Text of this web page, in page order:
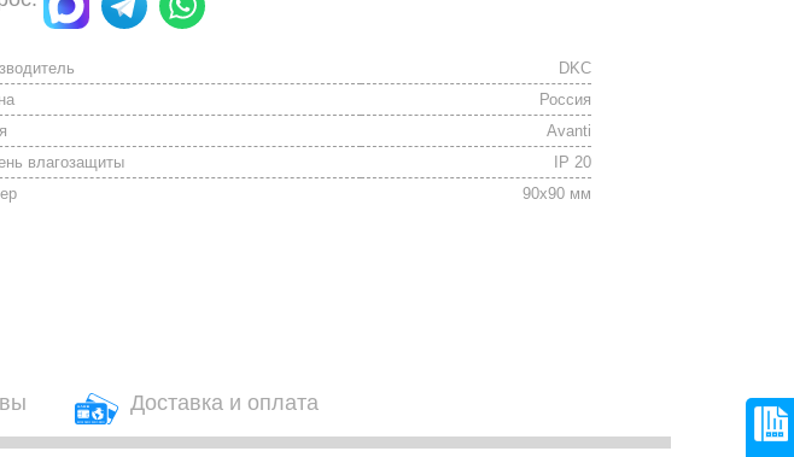
DKC
Россия
Avanti
влагозащиты
IP 20
90х90 мм
Доставка и оплата